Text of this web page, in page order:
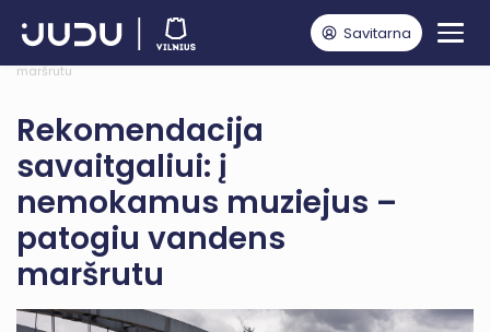
Savitarna
Pagrindinis Naujienos
Viešasis transportas
Rekomendacija savaitgaliui: į nemokamus muziejus – patogiu vandens
maršrutu
Rekomendacija
savaitgaliui: į
nemokamus muziejus –
patogiu vandens
maršrutu